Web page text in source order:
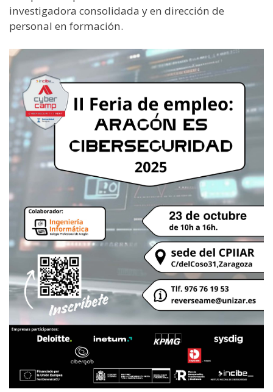
investigadora consolidada y en dirección de
personal en formación.